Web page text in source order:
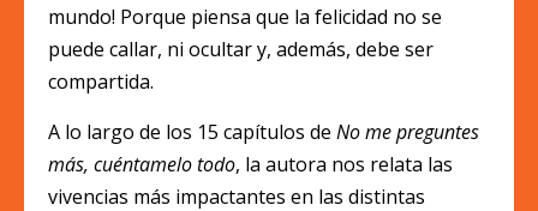
mundo! Porque piensa que la felicidad no se
puede callar, ni ocultar y, además, debe ser
compartida.
A lo largo de los 15 capítulos de No me preguntes
más, cuéntamelo todo, la autora nos relata las
vivencias más impactantes en las distintas